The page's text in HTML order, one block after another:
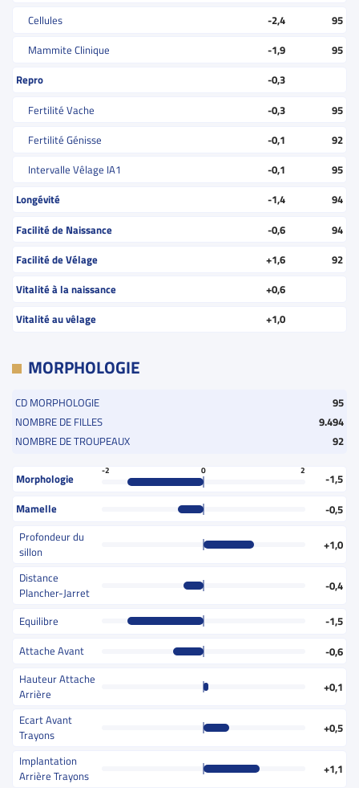
Cellules -2,4
95
Mammite Clinique
-1,9
95
Repro
-0,3
Fertilité Vache
-0,3
95
Fertilité Génisse
-0,1
92
Intervalle Vêlage IA1
-0,1
95
Longévité
-1,4
94
Facilité de Naissance
-0,6
94
Facilité de Vélage
+1,6
92
Vitalité à la naissance
+0,6
Vitalité au vêlage
+1,0
MORPHOLOGIE
CD MORPHOLOGIE
95
NOMBRE DE FILLES
9.494
NOMBRE DE TROUPEAUX
92
Morphologie
-2 0 2
-1,5
Mamelle
-0,5
Profondeur du
sillon
+1,0
Distance
Plancher-Jarret
-0,4
Equilibre
-1,5
Attache Avant
-0,6
Hauteur Attache
Arrière
+0,1
Ecart Avant
Trayons
+0,5
Implantation
Arrière Trayons
+1,1